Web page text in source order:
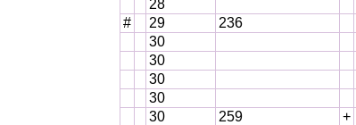
28
#
29 236
30
30
30
30
30
259 +